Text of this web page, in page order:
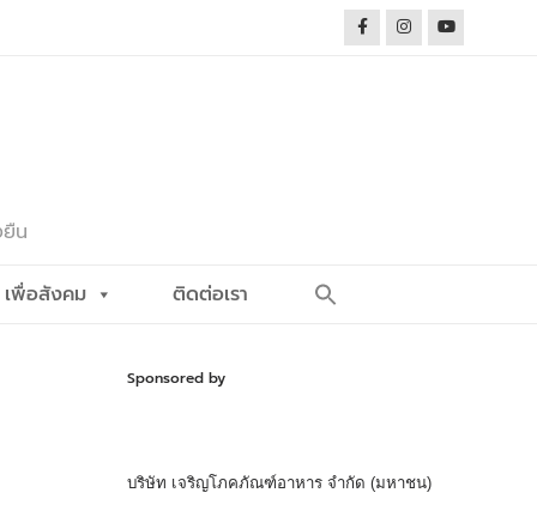
น
เพื่อสังคม ติดต่อเรา
Sponsored by
บริษัท เจริญโภคภัณฑ์อาหาร จำกัด (มหาชน)